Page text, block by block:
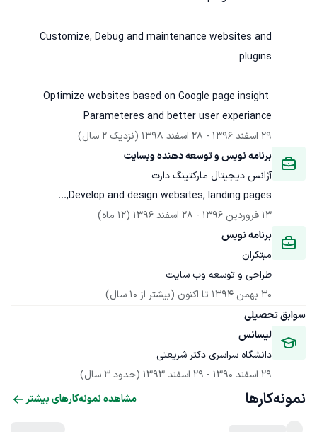
Optimize websites based on Google page insight
Parameteres and better user experiance
29 اسفند 1396
- 28 اسفند 1398
(نزدیک 2 سال)
برنامه نویس و توسعه دهنده وبسایت
آژانس دیجیتال مارکتینگ دارت
Develop and design websites, landing pages,...
13 فروردین 1396
- 28 اسفند 1396
(12 ماه)
برنامه نویس
مبتکران
طراحی و توسعه وب سایت
30 بهمن 1394
تا اکنون (بیشتر از 10 سال)
سوابق تحصیلی
لیسانس
دانشگاه سراسری دکتر شریعتی
29 اسفند 1390
- 29 اسفند 1393 (حدود 3 سال)
نمونه‌کارها مشاهده نمونه‌کارهای بیشتر